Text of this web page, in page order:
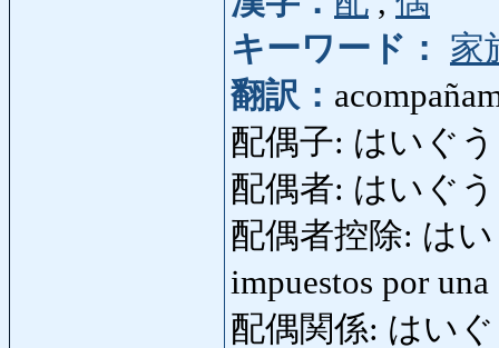
キーワード：
家
翻訳：
配偶子: はいぐ
配偶者: はいぐ
配偶者控除: は
impuestos por
配偶関係: はい